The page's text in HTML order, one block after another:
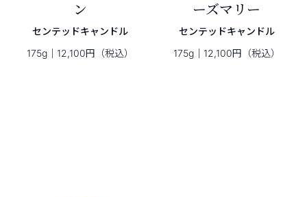
ン
センテッドキャンドル
175g｜12,100円（税込）
ーズマリー
センテッドキャンドル
175g｜12,100円（税込）